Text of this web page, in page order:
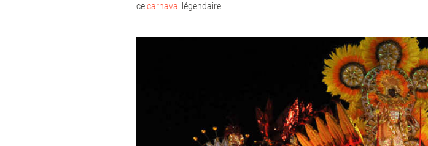
cecarnaval légendaire.